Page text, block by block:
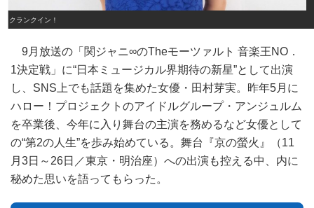
クランクイン！
9月放送の「関ジャニ∞のTheモーツァルト 音楽王NO．
1決定戦」に“日本ミュージカル界期待の新星”として出演
し、SNS上でも話題を集めた女優・田村芽実。昨年5月に
ハロー！プロジェクトのアイドルグループ・アンジュルム
を卒業後、今年に入り舞台の主演を務めるなど女優として
の“第2の人生”を歩み始めている。舞台『京の螢火』（11
月3日～26日／東京・明治座）への出演も控える中、内に
秘めた思いを語ってもらった。